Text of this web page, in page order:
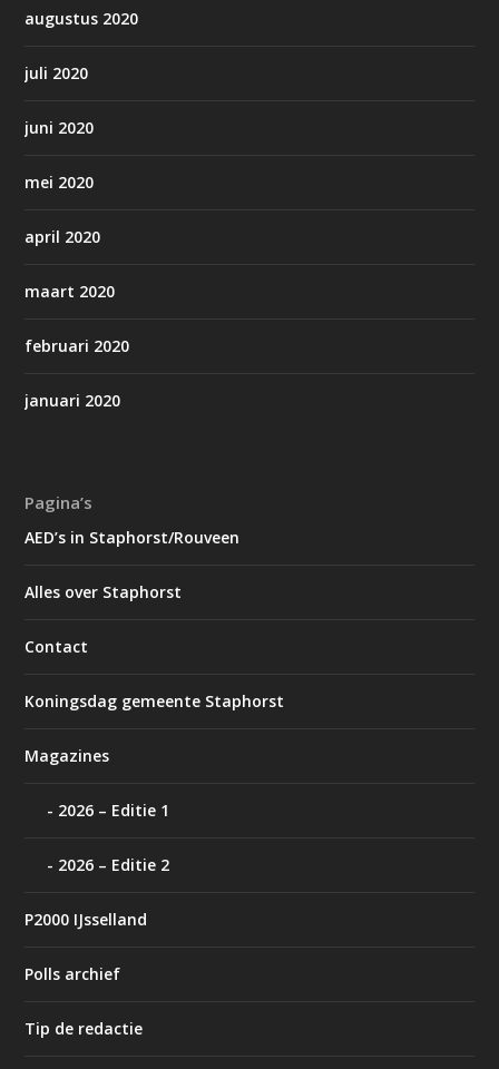
augustus 2020
juli 2020
juni 2020
mei 2020
april 2020
maart 2020
februari 2020
januari 2020
Pagina’s
AED’s in Staphorst/Rouveen
Alles over Staphorst
Contact
Koningsdag gemeente Staphorst
Magazines
2026 – Editie 1
2026 – Editie 2
P2000 IJsselland
Polls archief
Tip de redactie